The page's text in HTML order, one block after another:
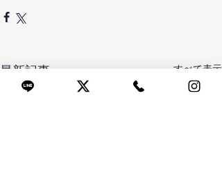
最新記事 すべて表示